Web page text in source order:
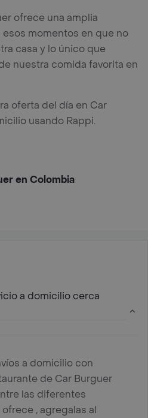
ofrece una amplia
momentos en que no
casa y lo único que
nuestra comida favorita en
oferta del día en Car
usando Rappi.
en Colombia
a domicilio cerca
a domicilio con
de Car Burguer
las diferentes
, agregalas al